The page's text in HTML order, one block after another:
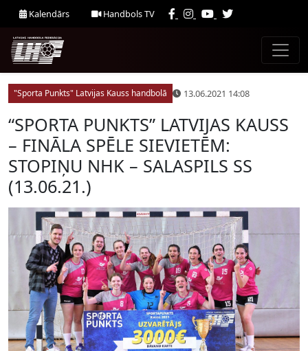
Kalendārs Handbols TV
"Sporta Punkts" Latvijas Kauss handbolā 13.06.2021 14:08
“SPORTA PUNKTS” LATVIJAS KAUSS
– FINĀLA SPĒLE SIEVIETĒM:
STOPIŅU NHK – SALASPILS SS
(13.06.21.)